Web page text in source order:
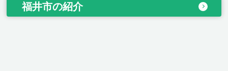
福井市の紹介